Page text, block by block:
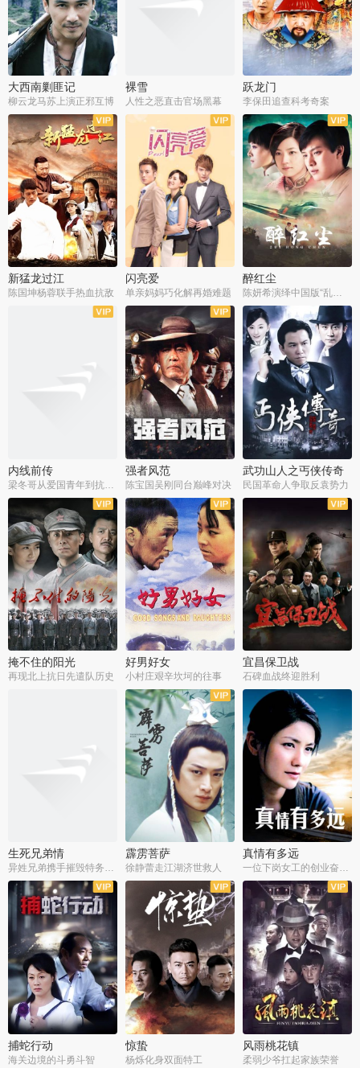
大西南剿匪记
柳云龙马苏上演正邪互博
裸雪
人性之恶直击官场黑幕
跃龙门
李保田追查科考奇案
全36集
新猛龙过江
陈国坤杨蓉联手热血抗敌
全37集
闪亮爱
单亲妈妈巧化解再婚难题
全30集
醉红尘
陈妍希演绎中国版“乱世佳人”
内线前传
全30集
强者风范
陈宝国吴刚同台巅峰对决
全30集
武功山人之丐侠传奇
民国革命人争取反袁势力
全38集
掩不住的阳光
再现北上抗日先遣队历史
全9集
好男好女
小村庄艰辛坎坷的往事
全35集
宜昌保卫战
石碑血战终迎胜利
生死兄弟情
异姓兄弟携手摧毁特务阴谋
全40集
霹雳菩萨
徐静蕾走江湖济世救人
全25集
真情有多远
一位下岗女工的创业奋斗史
全22集
捕蛇行动
海关边境的斗勇斗智
全39集
惊蛰
杨烁化身双面特工
全36集
风雨桃花镇
柔弱少爷扛起家族荣誉